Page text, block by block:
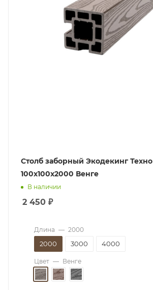
Столб заборный Экодекинг Техно
100х100x2000 Венге
В наличии
2 450 ₽
Длина — 2000
2000 3000 4000
Цвет — Венге